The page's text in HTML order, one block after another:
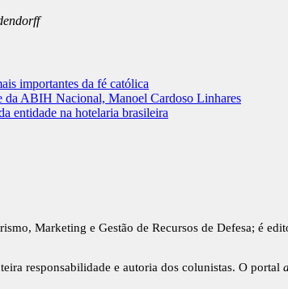
importantes da fé católica
da ABIH Nacional, Manoel Cardoso Linhares
entidade na hotelaria brasileira
Marketing e Gestão de Recursos de Defesa; é
responsabilidade e autoria dos colunistas. O portal